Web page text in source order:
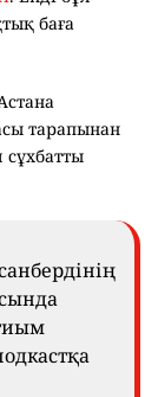
баға
тарапынан